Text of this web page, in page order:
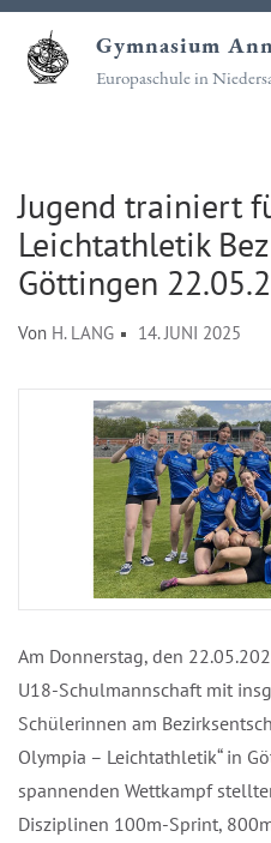
Zum
Inhalt
springen
Gymnasium
Europaschule in
Jugend trainiert
Leichtathletik
Göttingen
Von H. LANG 14. JUNI 2025
Am Donnerstag, den
U18-Schulmannschaft mit
Schülerinnen am
Olympia – Leichtathletik“ in
spannenden Wettkampf
Disziplinen 100m-Sprint,